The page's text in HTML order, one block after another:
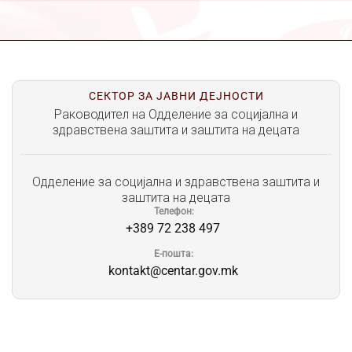
СЕКТОР ЗА ЈАВНИ ДЕЈНОСТИ
Раководител на Одделение за социјална и
здравствена заштита и заштита на децата
Одделение за социјална и здравствена заштита и
заштита на децата
Телефон
+389 72 238 497
Е-пошта
kontakt@centar.gov.mk